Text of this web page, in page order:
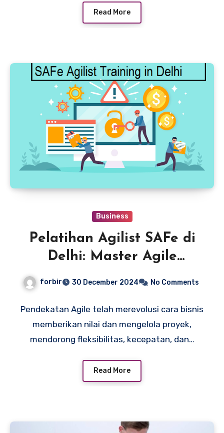
Read More
Business
Pelatihan Agilist SAFe di
Delhi: Master Agile
forbir 30 December 2024 No Comments
Pendekatan Agile telah merevolusi cara bisnis
memberikan nilai dan mengelola proyek,
mendorong fleksibilitas, kecepatan, dan…
Read More